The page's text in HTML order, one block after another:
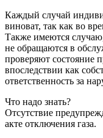
Каждый случай
виноват, так как во
Также имеются
не обращаются в
проверяют состояние
впоследствии как
ответственность за
Что надо знать?
Отсутствие
акте отключения газа.